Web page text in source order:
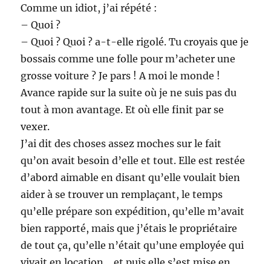
Comme un idiot, j’ai répété :
– Quoi ?
– Quoi ? Quoi ? a-t-elle rigolé. Tu croyais que je
bossais comme une folle pour m’acheter une
grosse voiture ? Je pars ! A moi le monde !
Avance rapide sur la suite où je ne suis pas du
tout à mon avantage. Et où elle finit par se
vexer.
J’ai dit des choses assez moches sur le fait
qu’on avait besoin d’elle et tout. Elle est restée
d’abord aimable en disant qu’elle voulait bien
aider à se trouver un remplaçant, le temps
qu’elle prépare son expédition, qu’elle m’avait
bien rapporté, mais que j’étais le propriétaire
de tout ça, qu’elle n’était qu’une employée qui